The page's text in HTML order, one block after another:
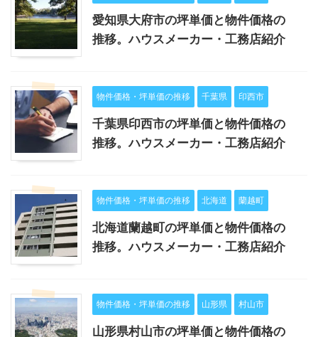
愛知県大府市の坪単価と物件価格の
推移。ハウスメーカー・工務店紹介
物件価格・坪単価の推移 千葉県 印西市
千葉県印西市の坪単価と物件価格の
推移。ハウスメーカー・工務店紹介
物件価格・坪単価の推移 北海道 蘭越町
北海道蘭越町の坪単価と物件価格の
推移。ハウスメーカー・工務店紹介
物件価格・坪単価の推移 山形県 村山市
山形県村山市の坪単価と物件価格の